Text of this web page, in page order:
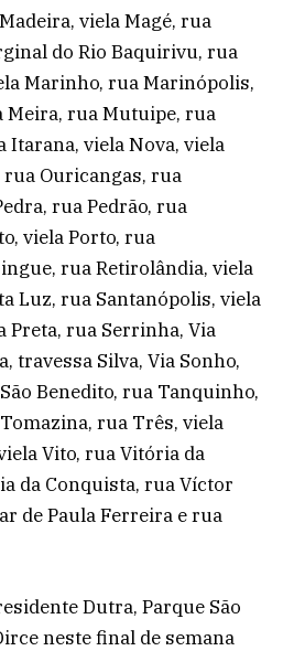
viela Magé, rua
do Rio Baquirivu, rua
Marinho, rua Marinópolis,
rua Mutuipe, rua
Itarana, viela Nova, viela
rua Ouricangas, rua
rua Pedrão, rua
viela Porto, rua
rua Retirolândia, viela
Luz, rua Santanópolis, viela
Preta, rua Serrinha, Via
travessa Silva, Via Sonho,
Benedito, rua Tanquinho,
rua Três, viela
Vito, rua Vitória da
da Conquista, rua Víctor
de Paula Ferreira e rua
Dutra, Parque São
neste final de semana